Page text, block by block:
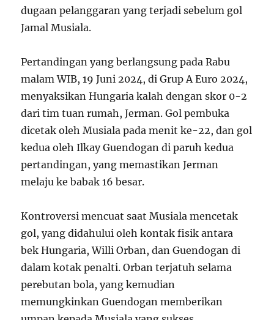
dugaan pelanggaran yang terjadi sebelum gol
Jamal Musiala.
Pertandingan yang berlangsung pada Rabu
malam WIB, 19 Juni 2024, di Grup A Euro 2024,
menyaksikan Hungaria kalah dengan skor 0-2
dari tim tuan rumah, Jerman. Gol pembuka
dicetak oleh Musiala pada menit ke-22, dan gol
kedua oleh Ilkay Guendogan di paruh kedua
pertandingan, yang memastikan Jerman
melaju ke babak 16 besar.
Kontroversi mencuat saat Musiala mencetak
gol, yang didahului oleh kontak fisik antara
bek Hungaria, Willi Orban, dan Guendogan di
dalam kotak penalti. Orban terjatuh selama
perebutan bola, yang kemudian
memungkinkan Guendogan memberikan